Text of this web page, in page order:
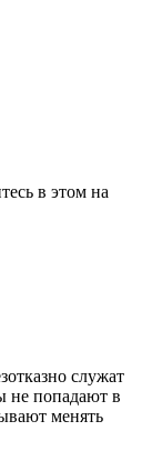
в этом на
служат
не попадают в
менять